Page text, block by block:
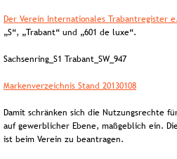
Der Verein Internationales Trabantregister
„S“, „Trabant“ und „601 de luxe“.
Sachsenring_S1 Trabant_SW_947
Markenverzeichnis Stand 20130108
Damit schränken sich die Nutzungsrechte
auf gewerblicher Ebene, maßgeblich ein.
ist beim Verein zu beantragen.